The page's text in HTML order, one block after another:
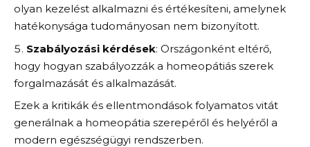
olyan kezelést alkalmazni és értékesíteni, amelynek
hatékonysága tudományosan nem bizonyított.
Szabályozási kérdések: Országonként eltérő,
hogy hogyan szabályozzák a homeopátiás szerek
forgalmazását és alkalmazását.
Ezek a kritikák és ellentmondások folyamatos vitát
generálnak a homeopátia szerepéről és helyéről a
modern egészségügyi rendszerben.